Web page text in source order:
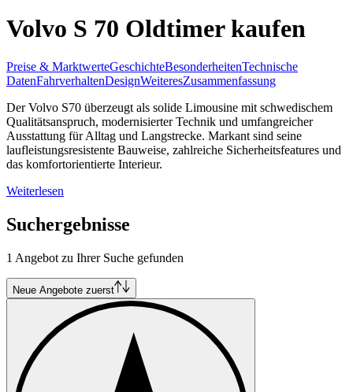
Volvo S 70 Oldtimer kaufen
Preise & MarktwerteGeschichteBesonderheitenTechnische
DatenFahrverhaltenDesignWeiteresZusammenfassung
Der Volvo S70 überzeugt als solide Limousine mit schwedischem
Qualitätsanspruch, modernisierter Technik und umfangreicher
Ausstattung für Alltag und Langstrecke. Markant sind seine
laufleistungsresistente Bauweise, zahlreiche Sicherheitsfeatures und
das komfortorientierte Interieur.
Weiterlesen
Suchergebnisse
1 Angebot zu Ihrer Suche gefunden
Neue Angebote zuerst